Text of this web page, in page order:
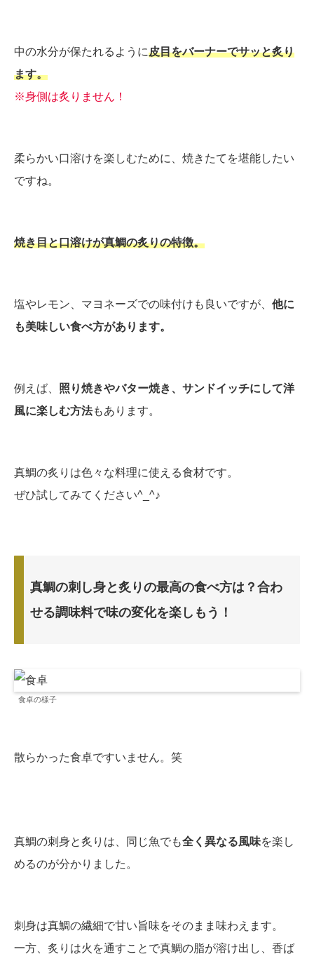
中の水分が保たれるように皮目をバーナーでサッと炙り
ます。
※身側は炙りません！
柔らかい口溶けを楽しむために、焼きたてを堪能したい
ですね。
焼き目と口溶けが真鯛の炙りの特徴。
塩やレモン、マヨネーズでの味付けも良いですが、 他に
も美味しい食べ方があります。
例えば、 照り焼きやバター焼き、サンドイッチにして洋
風に楽しむ方法もあります。
真鯛の炙りは色々な料理に使える食材です。
ぜひ試してみてください^_^♪
真鯛の刺し身と炙りの最高の食べ方は？合わ
せる調味料で味の変化を楽しもう！
食卓の様子
散らかった食卓ですいません。笑
真鯛の刺身と炙りは、同じ魚でも全く異なる風味を楽し
めるのが分かりました。
刺身は真鯛の繊細で甘い旨味をそのまま味わえます。
一方、炙りは火を通すことで真鯛の脂が溶け出し、香ば